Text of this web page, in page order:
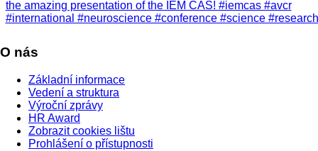
O nás
Základní informace
Vedení a struktura
Výroční zprávy
HR Award
Zobrazit cookies lištu
Prohlášení o přístupnosti